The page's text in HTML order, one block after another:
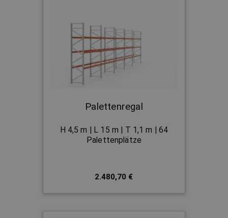
Palettenregal
H 4,5 m | L 15 m | T 1,1 m | 64
Palettenplätze
2.480,70 €